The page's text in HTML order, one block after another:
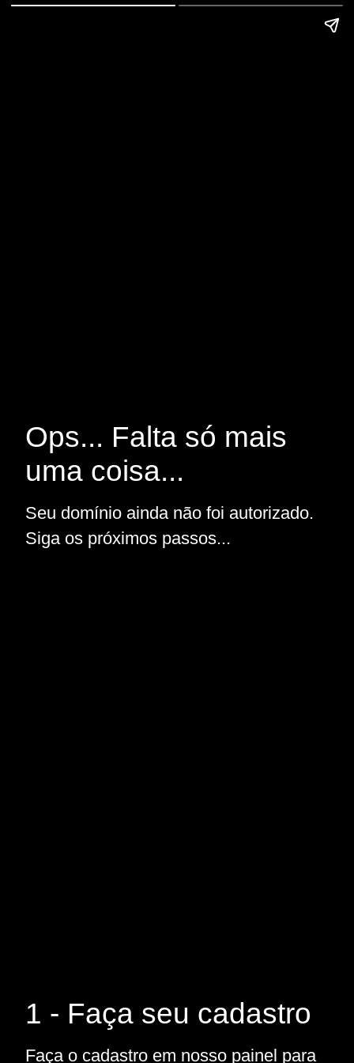
Ops... Falta só mais
uma coisa...
Seu domínio ainda não foi autorizado.
Siga os próximos passos...
1 - Faça seu cadastro
Faça o cadastro em nosso painel para